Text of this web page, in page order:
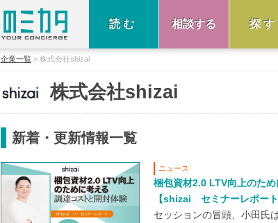
読む 相談する 探す
企業一覧 株式会社shizai
株式会社shizai
新着・更新情報一覧
ニュース
梱包資材2.0 LTV向上のた
【shizai セミナーレポート
セッションの冒頭、小田氏